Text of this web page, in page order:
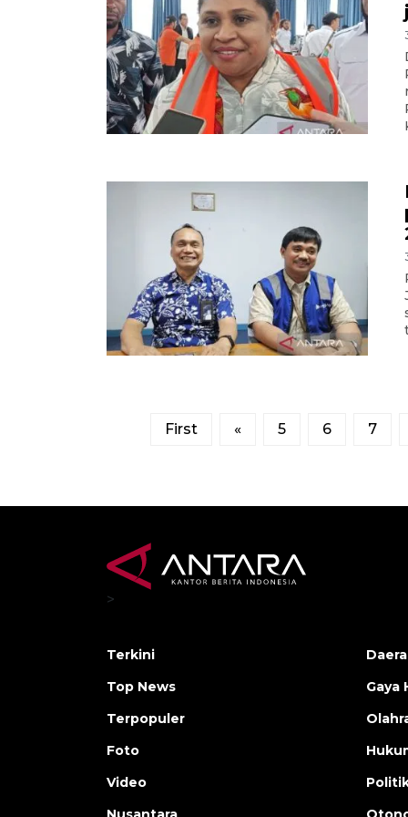
First « 5 6 7
>
Terkini
Top News
Terpopuler
Foto
Video
Gaya